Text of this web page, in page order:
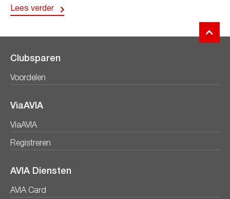
Lees verder
Clubsparen
Voordelen
ViaAVIA
ViaAVIA
Registreren
AVIA Diensten
AVIA Card